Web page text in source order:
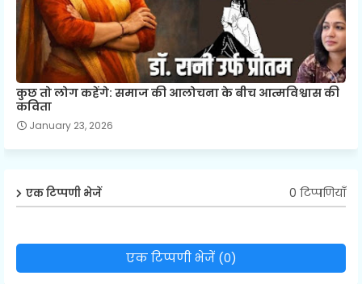
कुछ तो लोग कहेंगे: समाज की आलोचना के बीच आत्मविश्वास की
कविता
January 23, 2026
एक टिप्पणी भेजें 0 टिप्पणियाँ
एक टिप्पणी भेजें (0)